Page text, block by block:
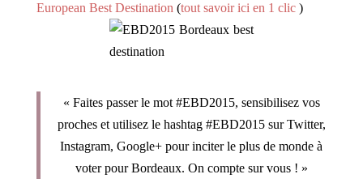
European Best Destination (tout savoir ici en 1 clic)
« Faites passer le mot #EBD2015, sensibilisez vos
proches et utilisez le hashtag #EBD2015 sur Twitter,
Instagram, Google+ pour inciter le plus de monde à
voter pour Bordeaux. On compte sur vous ! »